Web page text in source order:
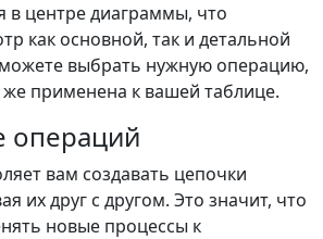
в центре диаграммы, что
как основной, так и детальной
выбрать нужную операцию,
же применена к вашей таблице.
операций
вам создавать цепочки
их друг с другом. Это значит, что
новые процессы к